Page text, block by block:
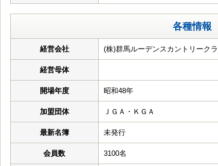
各種情報
経営会社 (株)群馬ルーデンスカントリーク
経営母体
開場年度 昭和48年
加盟団体 ＪＧＡ・ＫＧＡ
最新名簿 未発行
会員数 3100名